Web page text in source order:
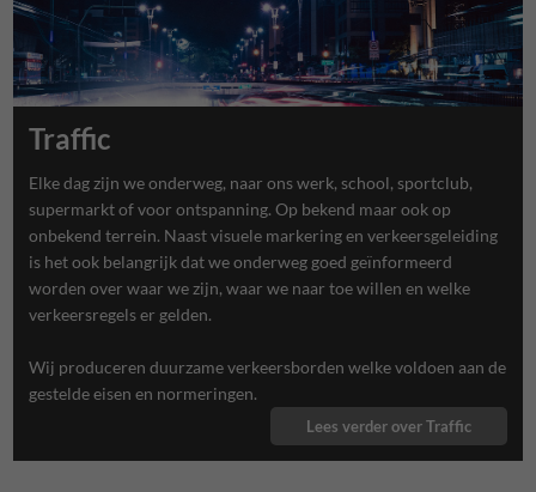
Traffic
Elke dag zijn we onderweg, naar ons werk, school, sportclub,
supermarkt of voor ontspanning. Op bekend maar ook op
onbekend terrein. Naast visuele markering en verkeersgeleiding
is het ook belangrijk dat we onderweg goed geïnformeerd
worden over waar we zijn, waar we naar toe willen en welke
verkeersregels er gelden.
Wij produceren duurzame verkeersborden welke voldoen aan de
gestelde eisen en normeringen.
Lees verder over Traffic